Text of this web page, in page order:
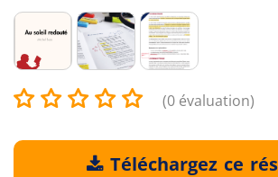
(0 évaluation)
Téléchargez ce